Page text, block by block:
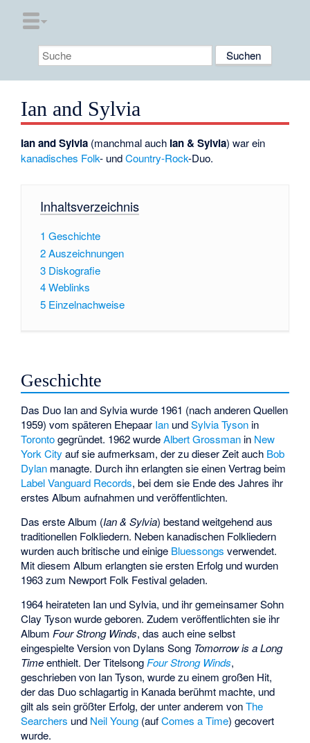
Ian and Sylvia
Ian and Sylvia (manchmal auch Ian & Sylvia) war ein
kanadisches Folk- undCountry-Rock-Duo.
Inhaltsverzeichnis
1 Geschichte
2Auszeichnungen
3 Diskografie
4Weblinks
5 Einzelnachweise
Geschichte
Das Duo Ian and Sylvia wurde 1961 (nach anderen Quellen
1959) vom späteren Ehepaar Ian undSylvia Tyson in
Torontogegründet. 1962 wurdeAlbert Grossman in New
York City auf sie aufmerksam, der zu dieser Zeit auch Bob
Dylan managte. Durch ihn erlangten sie einen Vertrag beim
Label Vanguard Records, bei dem sie Ende des Jahres ihr
erstes Album aufnahmen und veröffentlichten.
Das erste Album (Ian & Sylvia) bestand weitgehend aus
traditionellen Folkliedern. Neben kanadischen Folkliedern
wurden auch britische und einige Bluessongs verwendet.
Mit diesem Album erlangten sie ersten Erfolg und wurden
1963 zum Newport Folk Festival geladen.
1964 heirateten Ian und Sylvia, und ihr gemeinsamer Sohn
Clay Tyson wurde geboren. Zudem veröffentlichten sie ihr
Album Four Strong Winds, das auch eine selbst
eingespielte Version von Dylans Song Tomorrow is a Long
Timeenthielt. Der Titelsong Four Strong Winds,
geschrieben von Ian Tyson, wurde zu einem großen Hit,
der das Duo schlagartig in Kanada berühmt machte, und
gilt als sein größter Erfolg, der unter anderem vonThe
Searchers und Neil Young (aufComes a Time) gecovert
wurde.